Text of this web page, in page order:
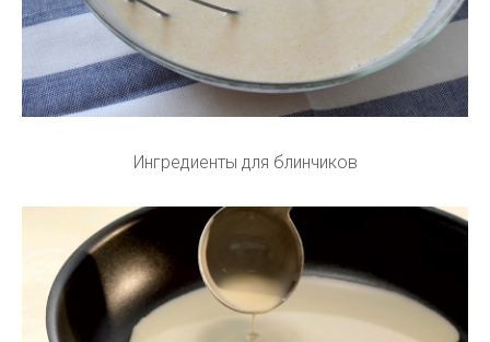
Ингредиенты для блинчиков